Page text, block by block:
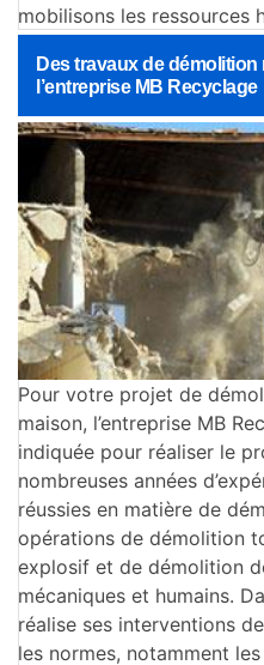
mobilisons les ressources
Des travaux de
l’entreprise MB Recyclage
Pour votre projet de
maison, l’entreprise MB
indiquée pour réaliser le
nombreuses années
réussies en matière de
opérations de démolition
explosif et de démolition
mécaniques et humains.
réalise ses interventions
les normes, notamment